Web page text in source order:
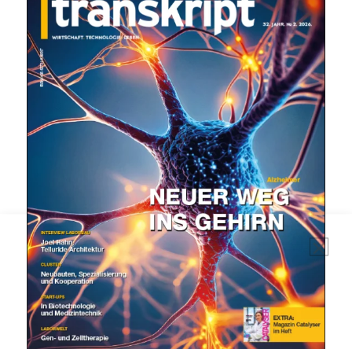
Mit dem |transkript-Newsletter
jede Woche aktuell informiert.
E-
Mail
(erforderlich)